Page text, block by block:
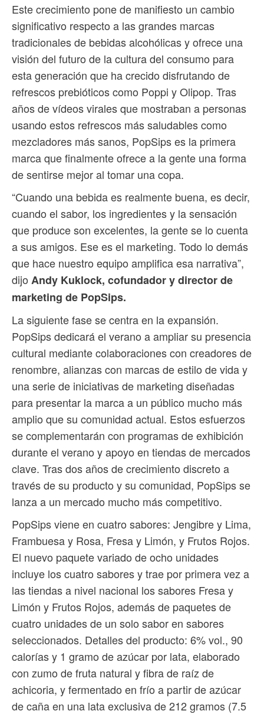
Este crecimiento pone de manifiesto un cambio
significativo respecto a las grandes marcas
tradicionales de bebidas alcohólicas y ofrece una
visión del futuro de la cultura del consumo para
esta generación que ha crecido disfrutando de
refrescos prebióticos como Poppi y Olipop. Tras
años de vídeos virales que mostraban a personas
usando estos refrescos más saludables como
mezcladores más sanos, PopSips es la primera
marca que finalmente ofrece a la gente una forma
de sentirse mejor al tomar una copa.
“Cuando una bebida es realmente buena, es decir,
cuando el sabor, los ingredientes y la sensación
que produce son excelentes, la gente se lo cuenta
a sus amigos. Ese es el marketing. Todo lo demás
que hace nuestro equipo amplifica esa narrativa”,
dijo Andy Kuklock, cofundador y director de
marketing de PopSips.
La siguiente fase se centra en la expansión.
PopSips dedicará el verano a ampliar su presencia
cultural mediante colaboraciones con creadores de
renombre, alianzas con marcas de estilo de vida y
una serie de iniciativas de marketing diseñadas
para presentar la marca a un público mucho más
amplio que su comunidad actual. Estos esfuerzos
se complementarán con programas de exhibición
durante el verano y apoyo en tiendas de mercados
clave. Tras dos años de crecimiento discreto a
través de su producto y su comunidad, PopSips se
lanza a un mercado mucho más competitivo.
PopSips viene en cuatro sabores: Jengibre y Lima,
Frambuesa y Rosa, Fresa y Limón, y Frutos Rojos.
El nuevo paquete variado de ocho unidades
incluye los cuatro sabores y trae por primera vez a
las tiendas a nivel nacional los sabores Fresa y
Limón y Frutos Rojos, además de paquetes de
cuatro unidades de un solo sabor en sabores
seleccionados. Detalles del producto: 6% vol., 90
calorías y 1 gramo de azúcar por lata, elaborado
con zumo de fruta natural y fibra de raíz de
achicoria, y fermentado en frío a partir de azúcar
de caña en una lata exclusiva de 212 gramos (7.5